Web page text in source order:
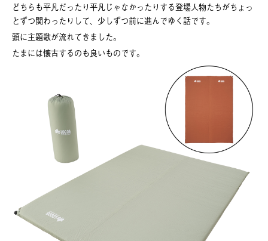
どちらも平凡だったり平凡じゃなかったりする登場人物たちがちょっ
とずつ関わったりして、少しずつ前に進んでゆく話です。
頭に主題歌が流れてきました。
たまには懐古するのも良いものです。